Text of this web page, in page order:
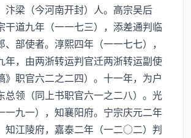
汴梁（今河南开封）人。高宗吴后
干道九年（一一七三），添差通判临
、部使者。淳熙四年（一一七七），
年，由两浙转运判官迁两浙转运副使
》职官六二之二四）。十一年，为户
总领（同上书职官六一之二八）。光
一九一），知襄阳府。宁宗庆元二年
知江陵府，嘉泰二年（一二○二）判